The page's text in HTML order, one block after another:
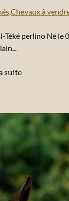
,Chevaux à
perlino Né
suite